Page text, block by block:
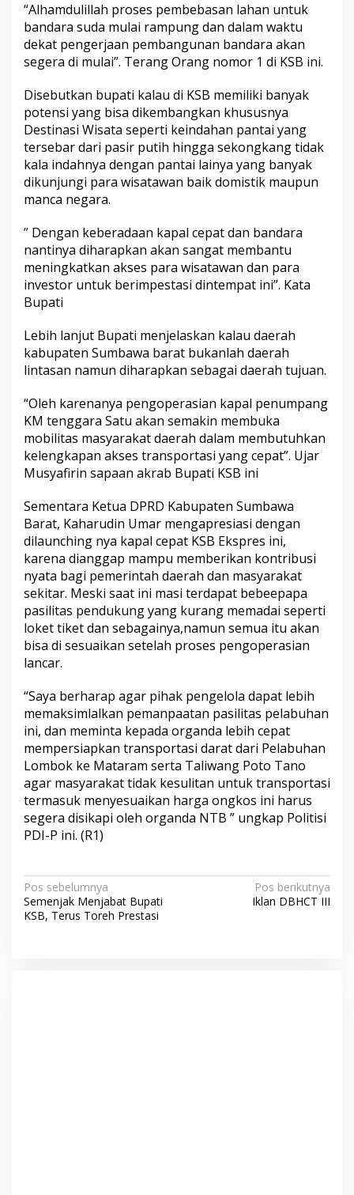
“Alhamdulillah proses pembebasan lahan untuk
bandara suda mulai rampung dan dalam waktu
dekat pengerjaan pembangunan bandara akan
segera di mulai”. Terang Orang nomor 1 di KSB ini.
Disebutkan bupati kalau di KSB memiliki banyak
potensi yang bisa dikembangkan khususnya
Destinasi Wisata seperti keindahan pantai yang
tersebar dari pasir putih hingga sekongkang tidak
kala indahnya dengan pantai lainya yang banyak
dikunjungi para wisatawan baik domistik maupun
manca negara.
” Dengan keberadaan kapal cepat dan bandara
nantinya diharapkan akan sangat membantu
meningkatkan akses para wisatawan dan para
investor untuk berimpestasi dintempat ini”. Kata
Bupati
Lebih lanjut Bupati menjelaskan kalau daerah
kabupaten Sumbawa barat bukanlah daerah
lintasan namun diharapkan sebagai daerah tujuan.
“Oleh karenanya pengoperasian kapal penumpang
KM tenggara Satu akan semakin membuka
mobilitas masyarakat daerah dalam membutuhkan
kelengkapan akses transportasi yang cepat”. Ujar
Musyafirin sapaan akrab Bupati KSB ini
Sementara Ketua DPRD Kabupaten Sumbawa
Barat, Kaharudin Umar mengapresiasi dengan
dilaunching nya kapal cepat KSB Ekspres ini,
karena dianggap mampu memberikan kontribusi
nyata bagi pemerintah daerah dan masyarakat
sekitar. Meski saat ini masi terdapat bebeepapa
pasilitas pendukung yang kurang memadai seperti
loket tiket dan sebagainya,namun semua itu akan
bisa di sesuaikan setelah proses pengoperasian
lancar.
“Saya berharap agar pihak pengelola dapat lebih
memaksimlalkan pemanpaatan pasilitas pelabuhan
ini, dan meminta kepada organda lebih cepat
mempersiapkan transportasi darat dari Pelabuhan
Lombok ke Mataram serta Taliwang Poto Tano
agar masyarakat tidak kesulitan untuk transportasi
termasuk menyesuaikan harga ongkos ini harus
segera disikapi oleh organda NTB ” ungkap Politisi
PDI-P ini. (R1)
N
a
Pos sebelumnya
Semenjak Menjabat Bupati
KSB, Terus Toreh Prestasi
Pos berikutnya
Iklan DBHCT III